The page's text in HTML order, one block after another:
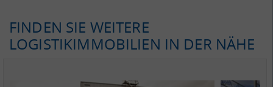
FINDEN SIE WEITERE
LOGISTIKIMMOBILIEN IN DER NÄHE